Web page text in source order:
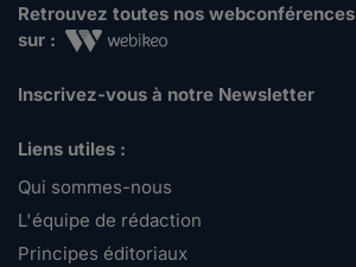
Retrouvez toutes nos webconférences
sur :
Inscrivez-vous à notre Newsletter
Liens utiles :
Qui sommes-nous
L'équipe de rédaction
Principes éditoriaux